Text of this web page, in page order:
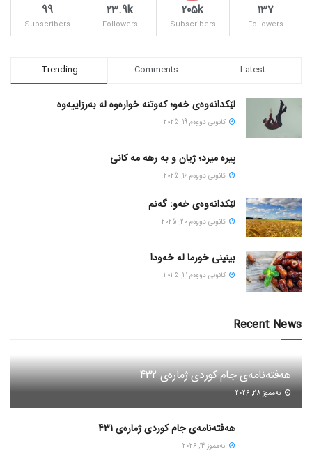
137
Followers
205k
Subscribers
23.9k
Followers
99
Subscribers
Trending Comments Latest
لێکدانەوەی خەو؛ کەوتنە خوارەوە لە بەرزاییەوە
كانونی دووه‌م 19, 2025
پیره میرد؛ ژیان و به رهه مه کانی
كانونی دووه‌م 16, 2025
لێکدانەوەی خەو: گەنم
كانونی دووه‌م 20, 2025
بینینی خورما لە خەودا
كانونی دووه‌م 21, 2025
Recent News
هەفتەنامەی جام کوردی ژمارەی 432
ته‌مموز 28, 2026
هەفتەنامەی جام کوردی ژمارەی 431
ته‌مموز 14, 2026